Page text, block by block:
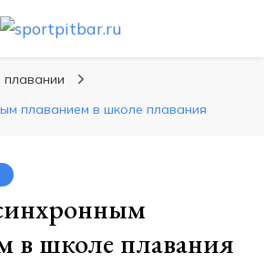
упражнения, правильные
программы тренировок
плавании
плаванием в школе плавания
в школе плавания